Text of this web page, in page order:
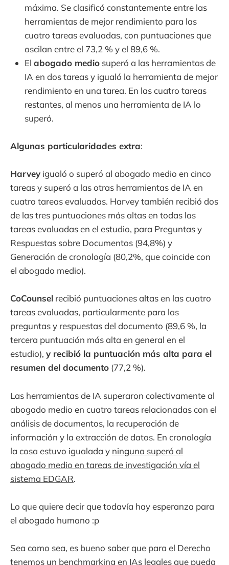
máxima. Se clasificó constantemente entre las
herramientas de mejor rendimiento para las
cuatro tareas evaluadas, con puntuaciones que
oscilan entre el 73,2 % y el 89,6 %.
El abogado medio superó a las herramientas de
IA en dos tareas y igualó la herramienta de mejor
rendimiento en una tarea. En las cuatro tareas
restantes, al menos una herramienta de IA lo
superó.
Algunas particularidades extra:
Harvey igualó o superó al abogado medio en cinco
tareas y superó a las otras herramientas de IA en
cuatro tareas evaluadas. Harvey también recibió dos
de las tres puntuaciones más altas en todas las
tareas evaluadas en el estudio, para Preguntas y
Respuestas sobre Documentos (94,8%) y
Generación de cronología (80,2%, que coincide con
el abogado medio).
CoCounsel recibió puntuaciones altas en las cuatro
tareas evaluadas, particularmente para las
preguntas y respuestas del documento (89,6 %, la
tercera puntuación más alta en general en el
estudio), y recibió la puntuación más alta para el
resumen del documento (77,2 %).
Las herramientas de IA superaron colectivamente al
abogado medio en cuatro tareas relacionadas con el
análisis de documentos, la recuperación de
información y la extracción de datos. En cronología
la cosa estuvo igualada y ninguna superó al
abogado medio en tareas de investigación vía el
sistema EDGAR.
Lo que quiere decir que todavía hay esperanza para
el abogado humano :p
Sea como sea, es bueno saber que para el Derecho
tenemos un benchmarking en IAs legales que pueda